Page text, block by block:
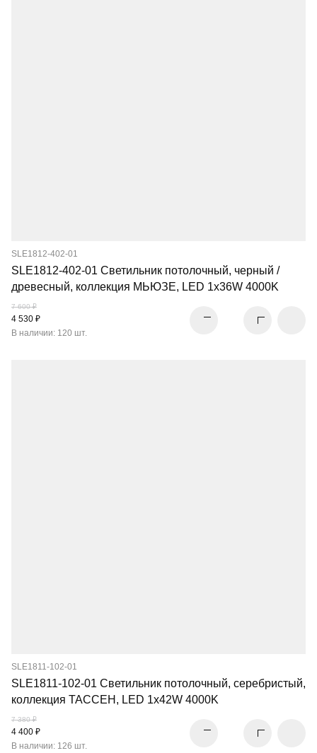
SLE1812-402-01
SLE1812-402-01 Светильник потолочный, черный /
древесный, коллекция МЬЮЗЕ, LED 1x36W 4000K
7 600 ₽
4 530 ₽
В наличии: 120 шт.
SLE1811-102-01
SLE1811-102-01 Светильник потолочный, серебристый,
коллекция ТАССЕН, LED 1x42W 4000K
7 380 ₽
4 400 ₽
В наличии: 126 шт.